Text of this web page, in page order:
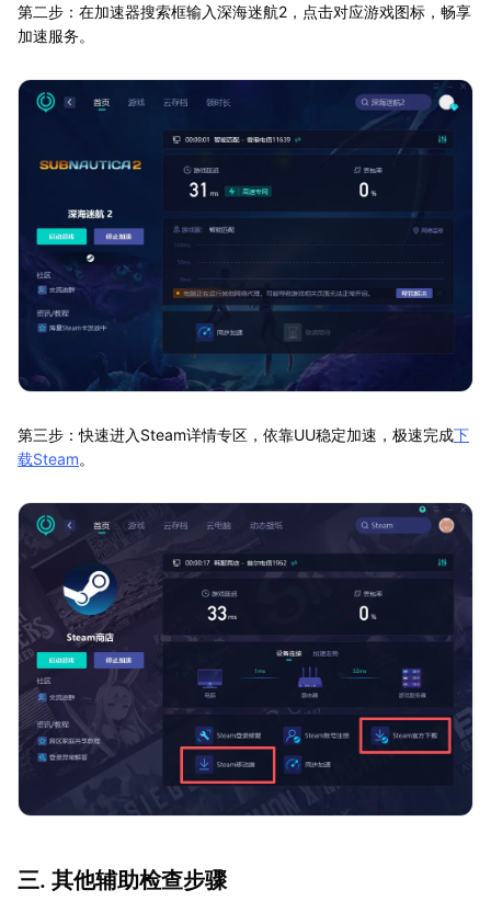
第二步：在加速器搜索框输入深海迷航2，点击对应游戏图标，畅享
加速服务。
第三步：快速进入Steam详情专区，依靠UU稳定加速，极速完成下
载Steam。
三. 其他辅助检查步骤